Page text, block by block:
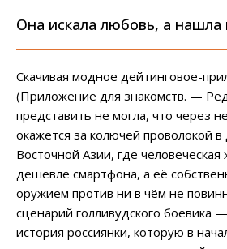
Она искала любовь, а нашла
Скачивая модное дейтинговое-
(Приложение для знакомств. —
представить не могла, что через
окажется за колючей проволокой
Восточной Азии, где человеческая
дешевле смартфона, а её
оружием против ни в чём не
сценарий голливудского боевика
история россиянки, которую в